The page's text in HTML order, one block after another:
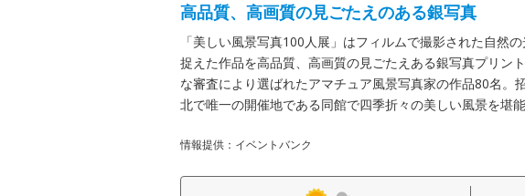
高品質、高画質の見ごたえのある銀写真
「美しい風景写真100人展」はフィルムで撮影された自然
捉えた作品を高品質、高画質の見ごたえある銀写真プリン
な審査により選ばれたアマチュア風景写真家の作品80名。
北で唯一の開催地である同館で四季折々の美しい風景を堪能
情報提供：イベントバンク